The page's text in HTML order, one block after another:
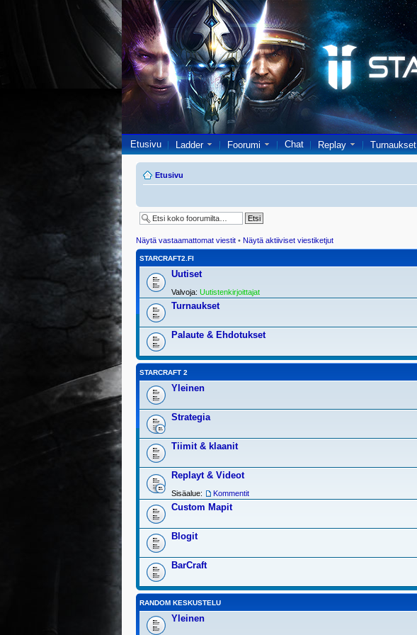
Etusivu Ladder Foorumi Chat Replay Turnaukset
Etusivu
Näytä vastaamattomat viestit • Näytä aktiiviset viestiketjut
STARCRAFT2.FI
Uutiset
Valvoja: Uutistenkirjoittajat
Turnaukset
Palaute & Ehdotukset
STARCRAFT 2
Yleinen
Strategia
Tiimit & klaanit
Replayt & Videot
Sisäalue: Kommentit
Custom Mapit
Blogit
BarCraft
RANDOM KESKUSTELU
Yleinen